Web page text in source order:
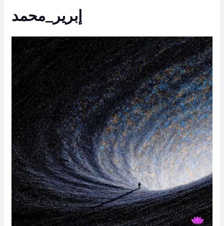
إبرير_محمد